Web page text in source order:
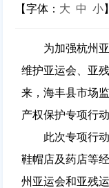
【字体： 大 中 小】
为加强杭州亚
维护亚运会、亚
来，海丰县市场
产权保护专项行动
此次专项行动
鞋帽店及药店等
州亚运会和亚残